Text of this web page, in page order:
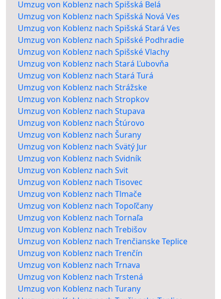
Umzug von Koblenz nach Spišská Belá
Umzug von Koblenz nach Spišská Nová Ves
Umzug von Koblenz nach Spišská Stará Ves
Umzug von Koblenz nach Spišské Podhradie
Umzug von Koblenz nach Spišské Vlachy
Umzug von Koblenz nach Stará Ľubovňa
Umzug von Koblenz nach Stará Turá
Umzug von Koblenz nach Strážske
Umzug von Koblenz nach Stropkov
Umzug von Koblenz nach Stupava
Umzug von Koblenz nach Štúrovo
Umzug von Koblenz nach Šurany
Umzug von Koblenz nach Svätý Jur
Umzug von Koblenz nach Svidník
Umzug von Koblenz nach Svit
Umzug von Koblenz nach Tisovec
Umzug von Koblenz nach Tlmače
Umzug von Koblenz nach Topoľčany
Umzug von Koblenz nach Tornaľa
Umzug von Koblenz nach Trebišov
Umzug von Koblenz nach Trenčianske Teplice
Umzug von Koblenz nach Trenčín
Umzug von Koblenz nach Trnava
Umzug von Koblenz nach Trstená
Umzug von Koblenz nach Turany